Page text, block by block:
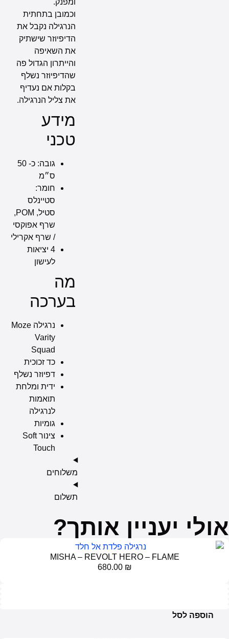
וכמובן בתחתית
הנרגילה נקבל את
הדיפיוזר שישתיק
את השאיפה
והייתרון הגדול פה
שהדיפיוזר נשלף
בקלות אם נעדיף
את צליל הנרגילה.
מידע
טכני
גובה: כ- 50
ס״מ
חומר:
סטיינלס
סטיל, POM,
שרף אפוקסי
/ שרף אקרילי
4 יציאות
לעישון
מה
בערכה
נרגילה Moze
Varity
Squad
כד זכוכית
דפיוזר נשלף
ידית ומלחת
תואמות
לנרגילה
גומיות
צינור Soft
Touch
משלוחים
תשלום
יעניין אותך?
MISHA – REVOLT HERO – FLAME
680.00
הוספה לסל